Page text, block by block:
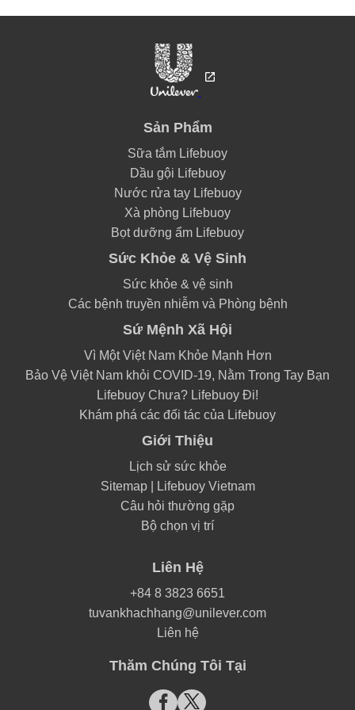
Sản Phẩm
Sữa tắm Lifebuoy
Dầu gội Lifebuoy
Nước rửa tay Lifebuoy
Xà phòng Lifebuoy
Bọt dưỡng ẩm Lifebuoy
Sức Khỏe & Vệ Sinh
Sức khỏe & vệ sinh
Các bệnh truyền nhiễm và Phòng bệnh
Sứ Mệnh Xã Hội
Vì Một Việt Nam Khỏe Mạnh Hơn
Bảo Vệ Việt Nam khỏi COVID-19, Nằm Trong Tay Bạn
Lifebuoy Chưa? Lifebuoy Đi!
Khám phá các đối tác của Lifebuoy
Giới Thiệu
Lịch sử sức khỏe
Sitemap | Lifebuoy Vietnam
Câu hỏi thường gặp
Bộ chọn vị trí
Liên Hệ
+84 8 3823 6651
tuvankhachhang@unilever.com
Liên hệ
Thăm Chúng Tôi Tại